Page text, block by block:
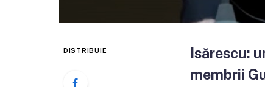
DISTRIBUIE
Isărescu:
membrii